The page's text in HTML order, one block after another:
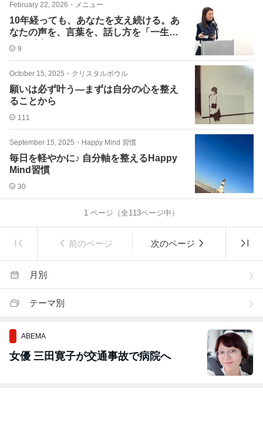
February 22, 2026 ・ メニュー
10年経っても、あなたを支え続ける。あ
なたの声を、言葉を、話し方を「一生モ
ノの財産に」
9
October 15, 2025 ・ クリスタルボウル
願いは必ず叶う―まずは自分の心を整え
ることから
111
September 15, 2025 ・ Happy Mind 習慣
毎日を軽やかに♪ 自分軸を整えるHappy
Mind習慣
30
1 ページ（全113ページ中）
前のページ 次のページ
月別
テーマ別
ABEMA
女優 三田寛子が交通事故で病院へ